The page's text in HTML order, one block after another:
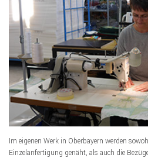
Im eigenen Werk in Oberbayern werden
Einzelanfertigung genäht, als auch die